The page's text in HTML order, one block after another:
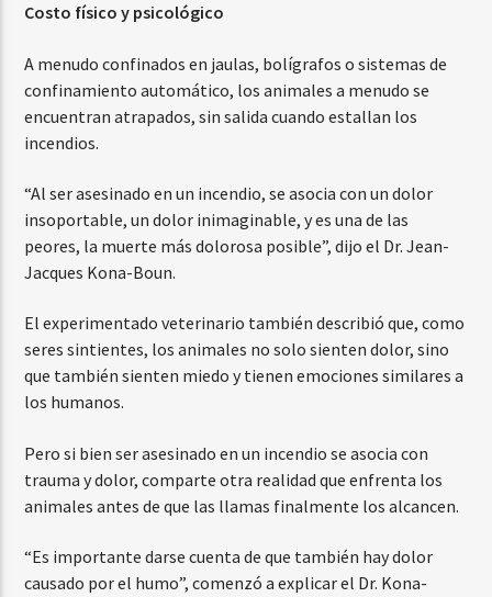
Costo físico y psicológico
A menudo confinados en jaulas, bolígrafos o sistemas de
confinamiento automático, los animales a menudo se
encuentran atrapados, sin salida cuando estallan los
incendios.
“Al ser asesinado en un incendio, se asocia con un dolor
insoportable, un dolor inimaginable, y es una de las
peores, la muerte más dolorosa posible”, dijo el Dr. Jean-
Jacques Kona-Boun.
El experimentado veterinario también describió que, como
seres sintientes, los animales no solo sienten dolor, sino
que también sienten miedo y tienen emociones similares a
los humanos.
Pero si bien ser asesinado en un incendio se asocia con
trauma y dolor, comparte otra realidad que enfrenta los
animales antes de que las llamas finalmente los alcancen.
“Es importante darse cuenta de que también hay dolor
causado por el humo”, comenzó a explicar el Dr. Kona-